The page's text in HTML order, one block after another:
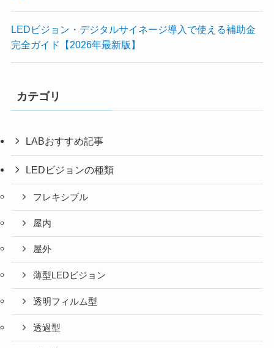
LEDビジョン・デジタルサイネージ導入で使える補助金
完全ガイド【2026年最新版】
カテゴリ
LABおすすめ記事
LEDビジョンの種類
フレキシブル
屋内
屋外
薄型LEDビジョン
透明フィルム型
透過型